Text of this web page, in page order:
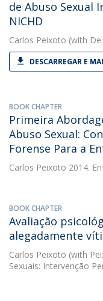
de Abuso Sexual
NICHD
Carlos Peixoto (with De
DESCARREGAR E
BOOK CHAPTER
Primeira
Abuso Sexual:
Forense Para a
Carlos Peixoto 2014.
BOOK CHAPTER
Avaliação
alegadamente
Carlos Peixoto (with
Sexuais: Intervenção